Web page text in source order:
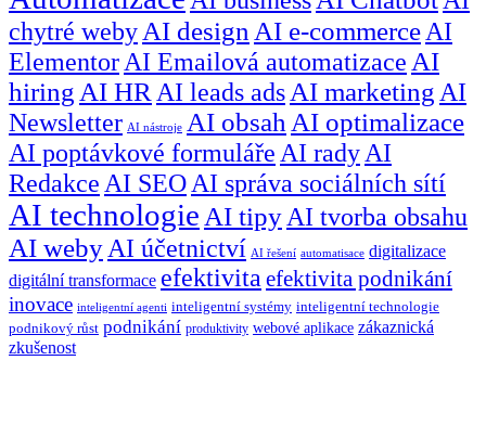
chytré webyAI designAI e-commerceAI
ElementorAI Emailová automatizaceAI
hiringAI HRAI leads adsAI marketingAI
Newsletter AI nástroje AI obsahAI optimalizace
AI poptávkové formulářeAI radyAI
RedakceAI SEOAI správa sociálních sítí
AI technologieAI tipyAI tvorba obsahu
AI webyAI účetnictví AI řešení automatisace digitalizace
digitální transformace efektivitaefektivita podnikání
inovace inteligentní agenti inteligentní systémy inteligentní technologie
podnikový růst podnikání produktivity webové aplikace zákaznická
zkušenost